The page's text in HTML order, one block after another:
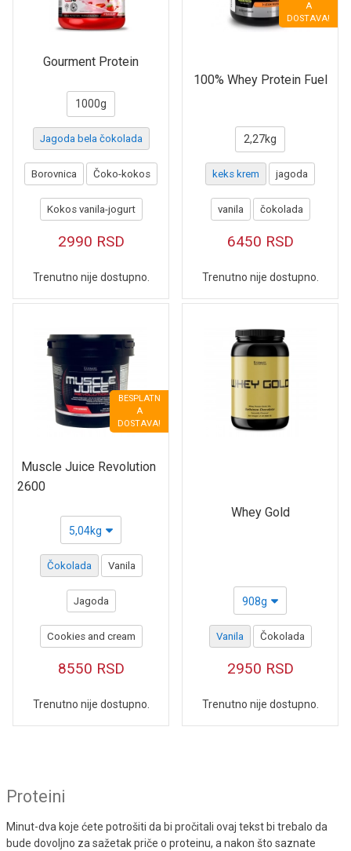
Gourment Protein
1000g
Jagoda bela čokolada
Borovnica Čoko-kokos
Kokos vanila-jogurt
2990 RSD
Trenutno nije dostupno.
A
DOSTAVA!
100% Whey Protein Fuel
2,27kg
keks krem jagoda
vanila čokolada
6450 RSD
Trenutno nije dostupno.
BESPLATN
A
DOSTAVA!
Muscle Juice Revolution
2600
5,04kg
Čokolada Vanila
Jagoda
Cookies and cream
8550 RSD
Trenutno nije dostupno.
Whey Gold
908g
Vanila Čokolada
2950 RSD
Trenutno nije dostupno.
Proteini
Minut-dva koje ćete potrošiti da bi pročitali ovaj tekst bi trebalo da
bude dovoljno za sažetak priče o proteinu, a nakon što saznate